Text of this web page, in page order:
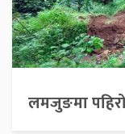
लमजुङमा